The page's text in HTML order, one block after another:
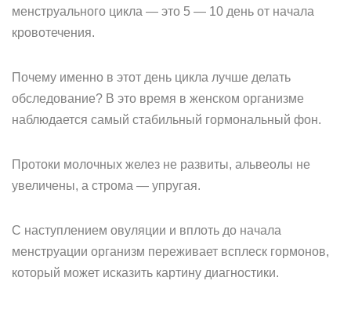
менструального цикла — это 5 — 10 день от начала
кровотечения.
Почему именно в этот день цикла лучше делать
обследование? В это время в женском организме
наблюдается самый стабильный гормональный фон.
Протоки молочных желез не развиты, альвеолы не
увеличены, а строма — упругая.
С наступлением овуляции и вплоть до начала
менструации организм переживает всплеск гормонов,
который может исказить картину диагностики.